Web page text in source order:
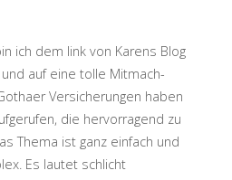
ich dem link von Karens Blog
auf eine tolle Mitmach-
Versicherungen haben
die hervorragend zu
Thema ist ganz einfach und
Es lautet schlicht